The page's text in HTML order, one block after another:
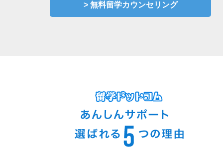
> 無料留学カウンセリング